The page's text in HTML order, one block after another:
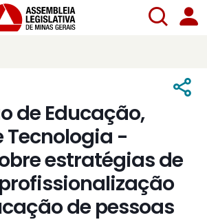
de Educação,
Tecnologia -
estratégias de
de pessoas